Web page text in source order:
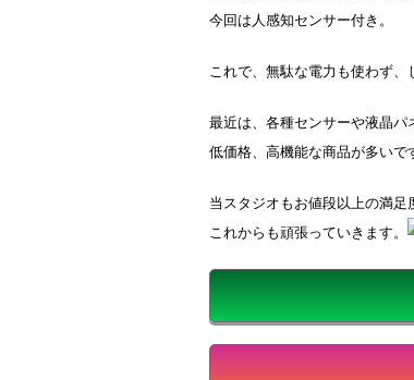
今回は人感知センサー付き。
これで、無駄な電力も使わず、
最近は、各種センサーや液晶パ
低価格、高機能な商品が多いで
当スタジオもお値段以上の満足
これからも頑張っていきます。